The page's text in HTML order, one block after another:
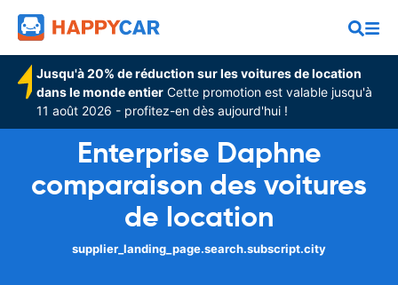
Jusqu'à 20% de réduction sur les voitures de location
dans le monde entier Cette promotion est valable jusqu'à
11 août 2026 - profitez-en dès aujourd'hui !
Enterprise Daphne
comparaison des voitures
de location
supplier_landing_page.search.subscript.city